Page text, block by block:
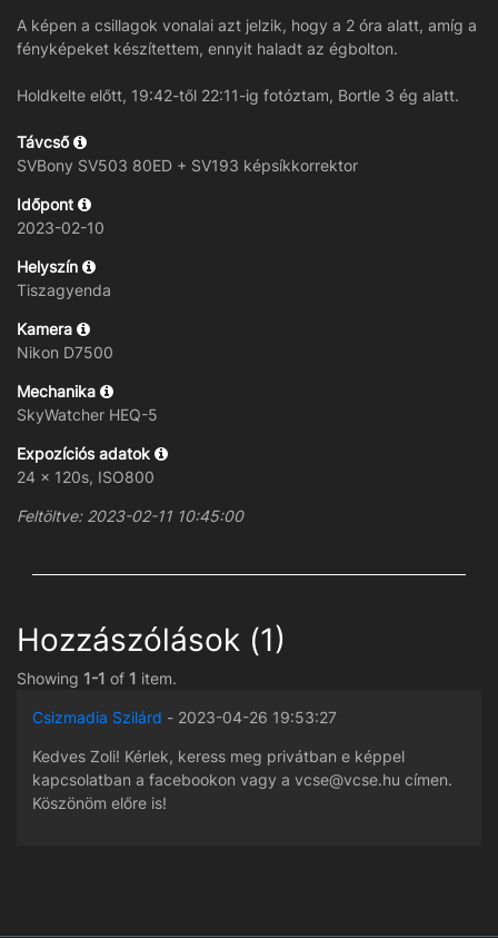
A képen a csillagok vonalai azt jelzik, hogy a 2 óra alatt, amíg a
fényképeket készítettem, ennyit haladt az égbolton.
Holdkelte előtt, 19:42-től 22:11-ig fotóztam, Bortle 3 ég alatt.
Távcső
SVBony SV503 80ED + SV193 képsíkkorrektor
Időpont
2023-02-10
Helyszín
Tiszagyenda
Kamera
Nikon D7500
Mechanika
SkyWatcher HEQ-5
Expozíciós adatok
24 x 120s, ISO800
Feltöltve: 2023-02-11 10:45:00
Hozzászólások (1)
Showing 1-1 of 1 item.
Csizmadia Szilárd - 2023-04-26 19:53:27
Kedves Zoli! Kérlek, keress meg privátban e képpel
kapcsolatban a facebookon vagy a vcse@vcse.hu címen.
Köszönöm előre is!